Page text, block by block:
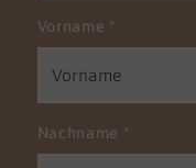
Vorname *
Nachname *